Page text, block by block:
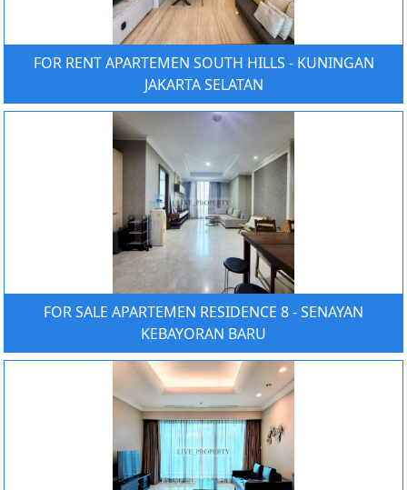
FOR RENT APARTEMEN SOUTH HILLS - KUNINGAN
JAKARTA SELATAN
FOR SALE APARTEMEN RESIDENCE 8 - SENAYAN
KEBAYORAN BARU